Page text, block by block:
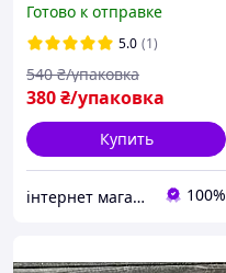
Крепкий Препарат для
мужской силы и
пролонгации
Готово к отправке
5.0 (1)
380₴/упаковка
540 ₴/упаковка
Купить
інтернет магазин "ми з України" 100%